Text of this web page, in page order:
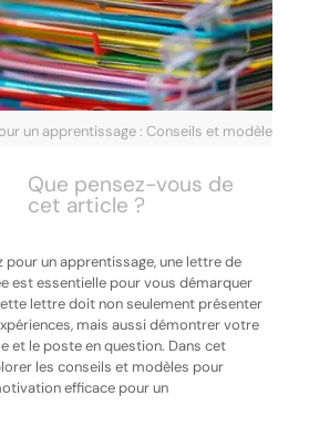
un apprentissage : Conseils et modèle
Que pensez-vous de
cet article ?
un apprentissage, une lettre de
est essentielle pour vous démarquer
lettre doit non seulement présenter
mais aussi démontrer votre
et le poste en question. Dans cet
les conseils et modèles pour
efficace pour un